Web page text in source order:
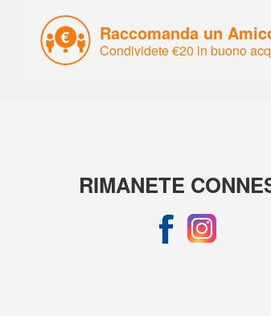
Raccomanda un
Condividete €20 in buono
RIMANETE